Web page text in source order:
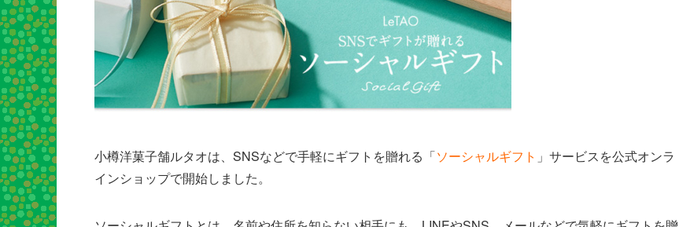
小樽洋菓子舗ルタオは、SNSなどで手軽にギフトを贈れる「ソーシャルギフト 」サービスを公式オンラ
インショップで開始しました。